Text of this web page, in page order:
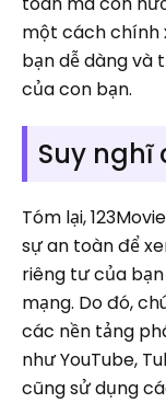
một cách chính
bạn dễ dàng và
của con bạn.
Suy nghĩ
Tóm lại,
sự an toàn để
riêng tư của
mạng. Do đó,
các nền tảng
như YouTube,
cũng sử dụng